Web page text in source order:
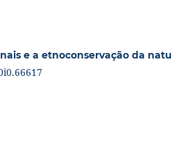
e a etnoconservação da